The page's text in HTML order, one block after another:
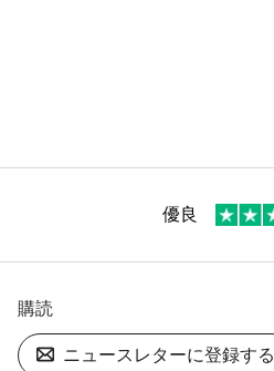
優良
購読
ニュースレターに登録する